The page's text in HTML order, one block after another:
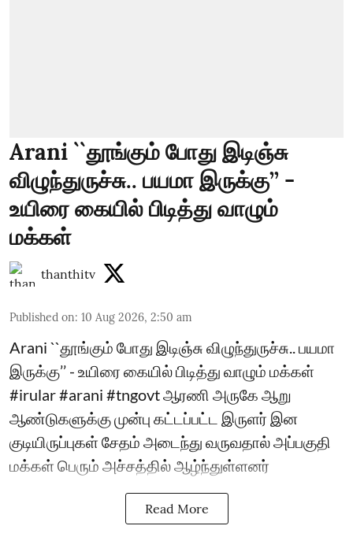
Arani ``தூங்கும் போது இடிஞ்சு
விழுந்துருச்சு.. பயமா இருக்கு’’ -
உயிரை கையில் பிடித்து வாழும்
மக்கள்
thanthitv
Published on: 10 Aug 2026, 2:50 am
Arani ``தூங்கும் போது இடிஞ்சு விழுந்துருச்சு.. பயமா
இருக்கு’’ - உயிரை கையில் பிடித்து வாழும் மக்கள்
#irular #arani #tngovt ஆரணி அருகே ஆறு
ஆண்டுகளுக்கு முன்பு கட்டப்பட்ட இருளர் இன
குடியிருப்புகள் சேதம் அடைந்து வருவதால் அப்பகுதி
மக்கள் பெரும் அச்சத்தில் ஆழ்ந்துள்ளனர்
Read More